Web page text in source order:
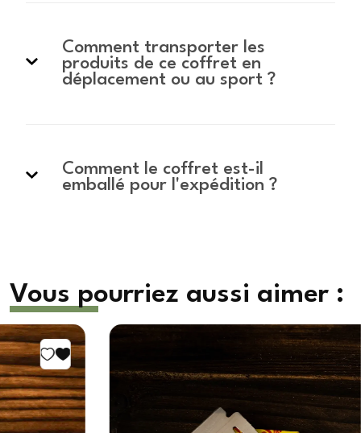
Comment transporter les
produits de ce coffret en
déplacement ou au sport ?
Comment le coffret est-il
emballé pour l'expédition ?
Vous pourriez aussi aimer :